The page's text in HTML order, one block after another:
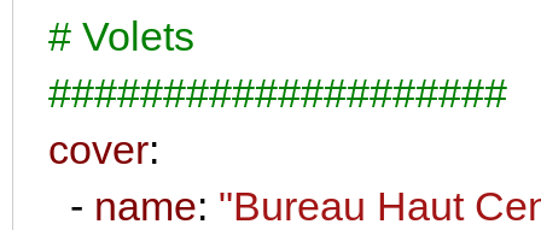
# Volets
####################
cover:
- name: "Bureau Haut